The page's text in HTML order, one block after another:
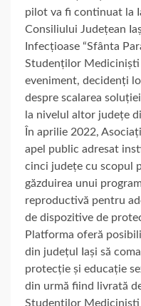
pilot va fi continuat la
Consiliului Județean
Infecțioase “Sfânta
Studenților
eveniment, decidenți
despre scalarea
la nivelul altor județe
În aprilie 2022,
apel public adresat
cinci județe cu scopul
găzduirea unui
reproductivă pentru
de dispozitive de
Platforma oferă
din județul Iași să
protecție și educație
din urmă fiind livrată
Studenților Mediciniști